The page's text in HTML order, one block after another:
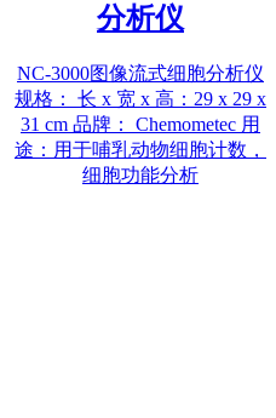
分析仪
NC-3000图像流式细胞分析仪
规格： 长 x 宽 x 高：29 x 29 x
31 cm 品牌： Chemometec 用
途：用于哺乳动物细胞计数，
细胞功能分析